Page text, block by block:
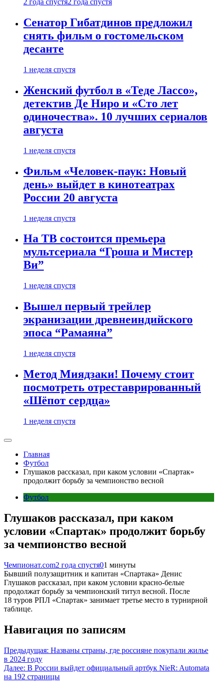
2 года спустя2 года спустя
Сенатор Гибатдинов предложил
снять фильм о гостомельском
десанте
1 неделя спустя
Женский футбол в «Теде Лассо»,
детектив Де Ниро и «Сто лет
одиночества». 10 лучших сериалов
августа
1 неделя спустя
Фильм «Человек-паук: Новый
день» выйдет в кинотеатрах
России 20 августа
1 неделя спустя
На ТВ состоится премьера
мультсериала “Гроша и Мистер
Ви”
1 неделя спустя
Вышел первый трейлер
экранизации древнеиндийского
эпоса “Рамаяна”
1 неделя спустя
Метод Миядзаки! Почему стоит
посмотреть отреставрированный
«Шёпот сердца»
1 неделя спустя
Главная
Футбол
Глушаков рассказал, при каком условии «Спартак»
продолжит борьбу за чемпионство весной
Футбол
Глушаков рассказал, при каком
условии «Спартак» продолжит борьбу
за чемпионство весной
Чемпионат.com2 года спустя01 минуты
Бывший полузащитник и капитан «Спартака» Денис
Глушаков рассказал, при каком условии красно-белые
продолжат борьбу за чемпионский титул весной. После
18 туров РПЛ «Спартак» занимает третье место в турнирной
таблице.
Навигация по записям
Предыдущая: Названы страны, где россияне покупали жилье
в 2024 году
Далее: В России выйдет официальный артбук NieR: Automata
на 192 страницы